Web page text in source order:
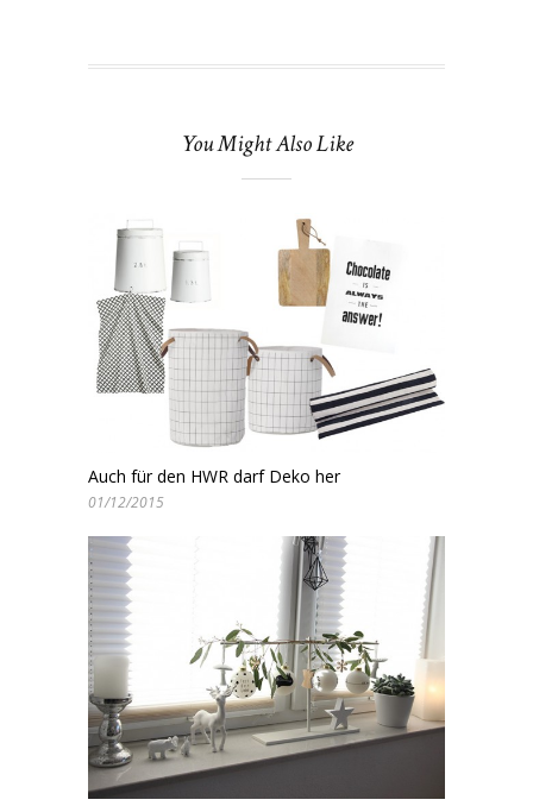
You Might Also Like
Auch für den HWR darf Deko her
01/12/2015